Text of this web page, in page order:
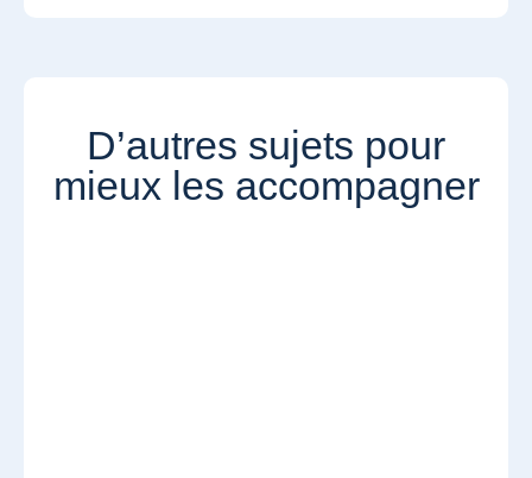
D’autres sujets pour
mieux les accompagner​​